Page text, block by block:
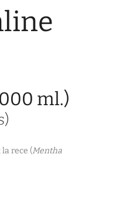
ml.)
rece (Mentha